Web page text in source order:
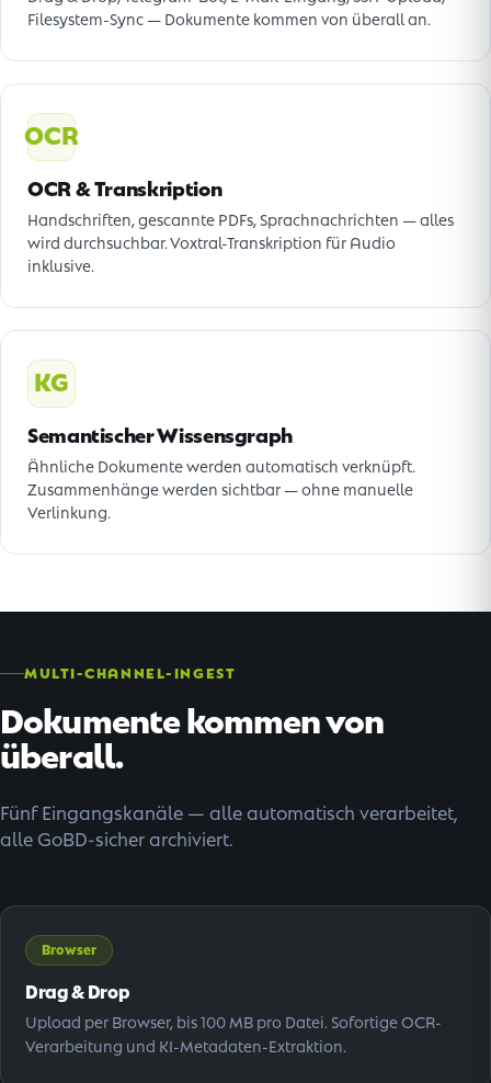
Filesystem-Sync — Dokumente kommen von überall an.
OCR
OCR & Transkription
Handschriften, gescannte PDFs, Sprachnachrichten — alles
wird durchsuchbar. Voxtral-Transkription für Audio
inklusive.
KG
Semantischer Wissensgraph
Ähnliche Dokumente werden automatisch verknüpft.
Zusammenhänge werden sichtbar — ohne manuelle
Verlinkung.
MULTI-CHANNEL-INGEST
Dokumente kommen von
überall.
Fünf Eingangskanäle — alle automatisch verarbeitet,
alle GoBD-sicher archiviert.
Browser
Drag & Drop
Upload per Browser, bis 100 MB pro Datei. Sofortige OCR-
Verarbeitung und KI-Metadaten-Extraktion.